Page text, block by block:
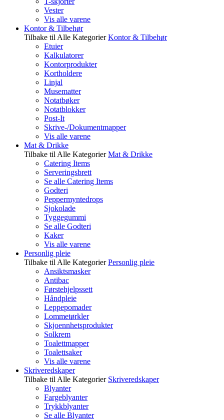
Vester
Vis alle varene
Kontor & Tilbehør
Tilbake til Alle Kategorier Kontor & Tilbehør
Etuier
Kalkulatorer
Kontorprodukter
Kortholdere
Linjal
Musematter
Notatbøker
Notatblokker
Post-It
Skrive-/Dokumentmapper
Vis alle varene
Mat & Drikke
Tilbake til Alle Kategorier Mat & Drikke
Catering Items
Serveringsbrett
Se alle Catering Items
Godteri
Peppermyntedrops
Sjokolade
Tyggegummi
Se alle Godteri
Kaker
Vis alle varene
Personlig pleie
Tilbake til Alle Kategorier Personlig pleie
Ansiktsmasker
Antibac
Førstehjelpssett
Håndpleie
Leppepomader
Lommetørkler
Skjoennhetsprodukter
Solkrem
Toalettmapper
Toalettsaker
Vis alle varene
Skriveredskaper
Tilbake til Alle Kategorier Skriveredskaper
Blyanter
Fargeblyanter
Trykkblyanter
Se alle Blyanter